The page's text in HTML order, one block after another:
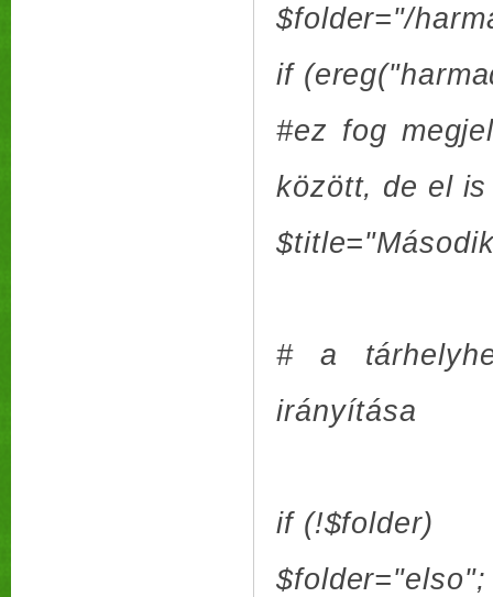
$folder="/
if
#ez fog
között, de el
# a
irányítása
if (!$folder)
$folder="elso";